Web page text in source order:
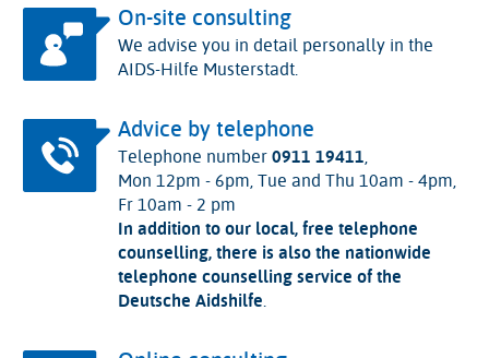
On-site consulting
We advise you in detail personally in the
AIDS-Hilfe Musterstadt.
Advice by telephone
Telephone number0911 19411,
Mon 12pm - 6pm, Tue and Thu 10am - 4pm,
Fr 10am - 2 pm
In addition to our local, free telephone
counselling, there is also the nationwide
telephone counselling service of the
Deutsche Aidshilfe.